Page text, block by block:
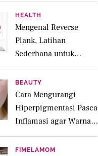
HEALTH
Mengenal Reverse
Plank, Latihan
Sederhana untuk
Menguatkan Otot
Posterior dan Core
BEAUTY
Cara Mengurangi
Hiperpigmentasi Pasca
Inflamasi agar Warna
Kulit Lebih Merata
FIMELAMOM